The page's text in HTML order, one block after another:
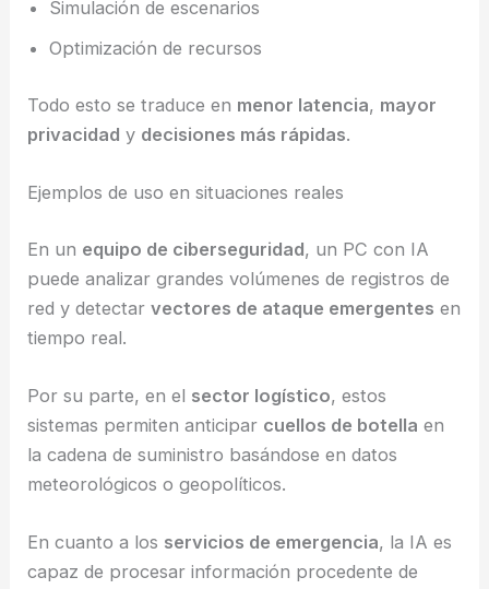
Simulación de escenarios
Optimización de recursos
Todo esto se traduce en menor latencia, mayor
privacidad y decisiones más rápidas.
Ejemplos de uso en situaciones reales
En un equipo de ciberseguridad, un PC con IA
puede analizar grandes volúmenes de registros de
red y detectarvectores de ataque emergentes en
tiempo real.
Por su parte, en el sector logístico, estos
sistemas permiten anticipar cuellos de botella en
la cadena de suministro basándose en datos
meteorológicos o geopolíticos.
En cuanto a los servicios de emergencia, la IA es
capaz de procesar información procedente de